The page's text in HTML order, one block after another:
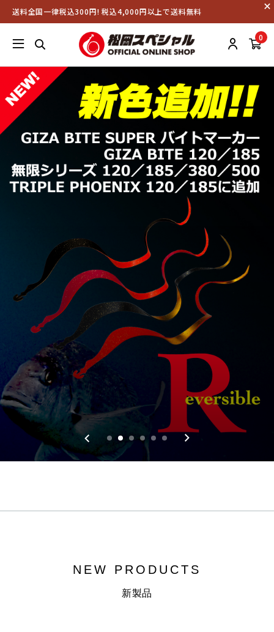
送料全国一律税込300円! 税込4,000円以上で送料無料
0
NEW PRODUCTS
新製品